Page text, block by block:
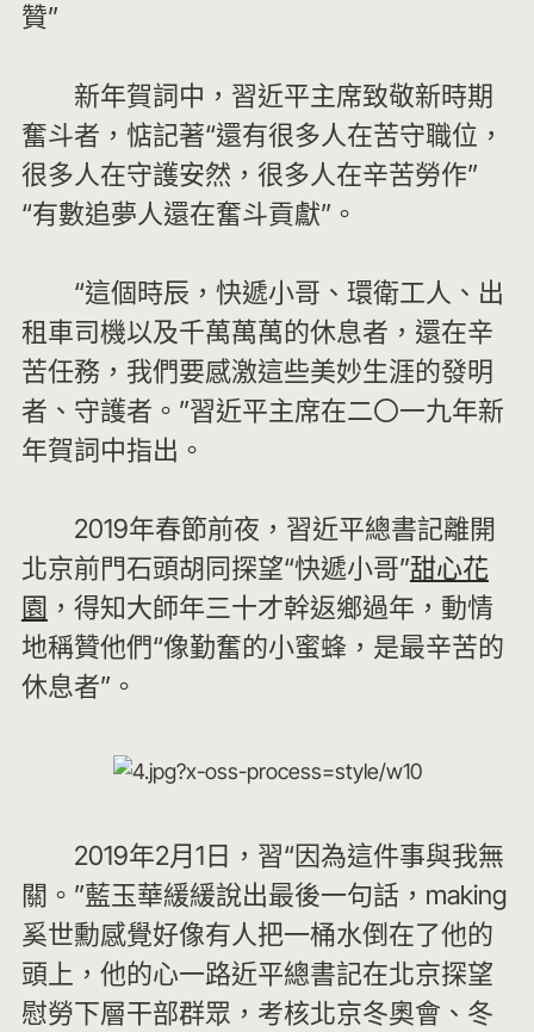
贊”
新年賀詞中，習近平主席致敬新時期
奮斗者，惦記著“還有很多人在苦守職位，
很多人在守護安然，很多人在辛苦勞作”
“有數追夢人還在奮斗貢獻”。
“這個時辰，快遞小哥、環衛工人、出
租車司機以及千萬萬萬的休息者，還在辛
苦任務，我們要感激這些美妙生涯的發明
者、守護者。”習近平主席在二〇一九年新
年賀詞中指出。
2019年春節前夜，習近平總書記離開
北京前門石頭胡同探望“快遞小哥”甜心花
園 ，得知大師年三十才幹返鄉過年，動情
地稱贊他們“像勤奮的小蜜蜂，是最辛苦的
休息者”。
2019年2月1日，習“因為這件事與我無
關。”藍玉華緩緩說出最後一句話，making
奚世勳感覺好像有人把一桶水倒在了他的
頭上，他的心一路近平總書記在北京探望
慰勞下層干部群眾，考核北京冬奧會、冬